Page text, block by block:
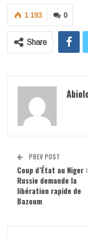
0
1 193
Share
PREV POST
Coup d’État au Niger
Russie demande la
libération rapide de
Bazoum